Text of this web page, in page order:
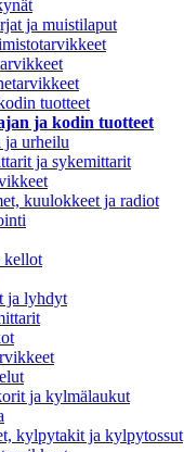
ja muistilaput
tuotteet
ja kodin tuotteet
urheilu
ja sykemittarit
kuulokkeet ja radiot
kellot
ja lyhdyt
ja kylmälaukut
kylpytakit ja kylpytossut